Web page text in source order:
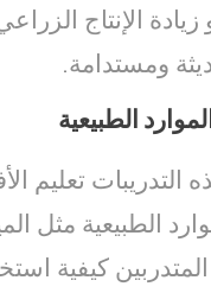
الإنتاج
ومستدامة.
الطبيعية
تعليم
الطبيعية مثل
كيفية